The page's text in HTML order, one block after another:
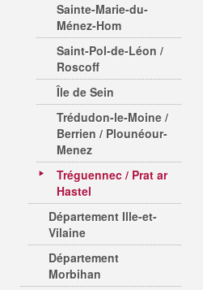
Sainte-Marie-du-
Ménez-Hom
Saint-Pol-de-Léon /
Roscoff
Île de Sein
Trédudon-le-Moine /
Berrien / Plounéour-
Menez
Tréguennec / Prat ar
Hastel
Département Ille-et-
Vilaine
Département
Morbihan